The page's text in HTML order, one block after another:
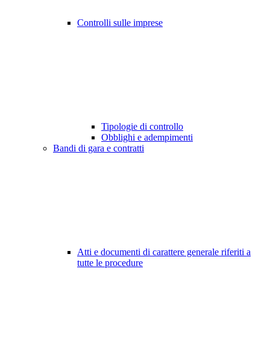
Controlli sulle imprese
Tipologie di controllo
Obblighi e adempimenti
Bandi di gara e contratti
Atti e documenti di carattere generale riferiti a
tutte le procedure